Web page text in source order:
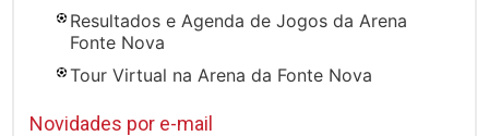
Resultados e Agenda de Jogos da Arena
Fonte Nova
Tour Virtual na Arena da Fonte Nova
Novidades por e-mail